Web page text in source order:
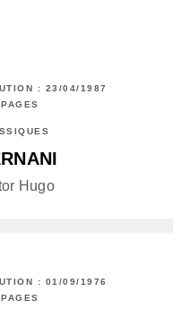
: 23/04/1987
Hugo
: 01/09/1976